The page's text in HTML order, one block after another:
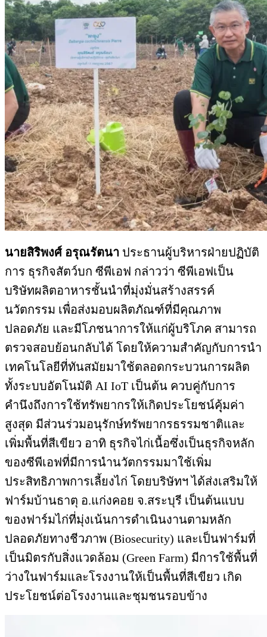
นายสิริพงศ์ อรุณรัตนา ประธานผู้บริหารฝ่ายปฏิบัติ
การ ธุรกิจสัตว์บก ซีพีเอฟ กล่าวว่า ซีพีเอฟเป็น
บริษัทผลิตอาหารชั้นนำที่มุ่งมั่นสร้างสรรค์
นวัตกรรม เพื่อส่งมอบผลิตภัณฑ์ที่มีคุณภาพ
ปลอดภัย และมีโภชนาการให้แก่ผู้บริโภค สามารถ
ตรวจสอบย้อนกลับได้ โดยให้ความสำคัญกับการนำ
เทคโนโลยีที่ทันสมัยมาใช้ตลอดกระบวนการผลิต
ทั้งระบบอัตโนมัติ AI IoT เป็นต้น ควบคู่กับการ
คำนึงถึงการใช้ทรัพยากรให้เกิดประโยชน์คุุ้มค่า
สูงสุด มีส่วนร่วมอนุรักษ์ทรัพยากรธรรมชาติและ
เพิ่มพื้นที่สีเขียว อาทิ ธุรกิจไก่เนื้อซึ่งเป็นธุรกิจหลัก
ของซีพีเอฟที่มีการนำนวัตกรรมมาใช้เพิ่ม
ประสิทธิภาพการเลี้ยงไก่ โดยบริษัทฯ ได้ส่งเสริมให้
ฟาร์มบ้านธาตุ อ.แก่งคอย จ.สระบุรี เป็นต้นแบบ
ของฟาร์มไก่ที่มุ่งเน้นการดำเนินงานตามหลัก
ปลอดภัยทางชีวภาพ (Biosecurity) และเป็นฟาร์มที่
เป็นมิตรกับสิ่งแวดล้อม (Green Farm) มีการใช้พื้นที่
ว่างในฟาร์มและโรงงานให้เป็นพื้นที่สีเขียว เกิด
ประโยชน์ต่อโรงงานและชุมชนรอบข้าง